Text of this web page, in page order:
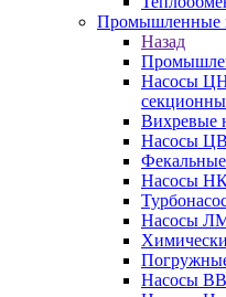
Промышленные
Назад
Насосы
Вихревые
Насосы
Насосы
Насосы
Насосы